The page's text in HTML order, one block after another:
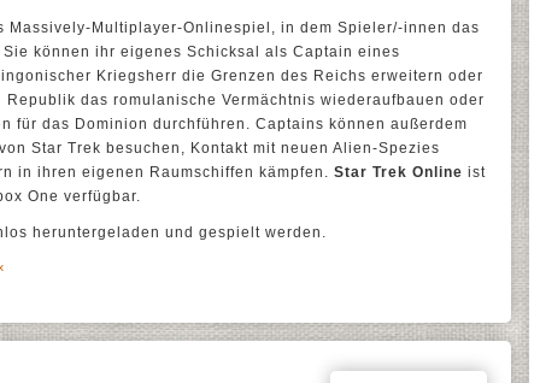
Massively-Multiplayer-Onlinespiel, in dem Spieler/-innen das
können ihr eigenes Schicksal als Captain eines
Kriegsherr die Grenzen des Reichs erweitern oder
das romulanische Vermächtnis wiederaufbauen oder
für das Dominion durchführen. Captains können außerdem
Star Trek besuchen, Kontakt mit neuen Alien-Spezies
in ihren eigenen Raumschiffen kämpfen. Star Trek Online ist
One verfügbar.
heruntergeladen und gespielt werden.